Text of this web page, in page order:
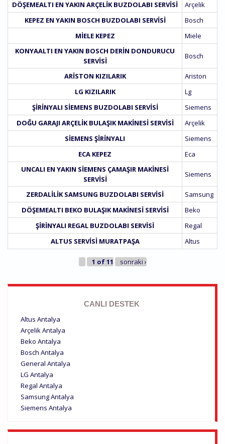
DÖŞEMEALTI EN YAKIN ARÇELIK BUZDOLABI SERVISI
Arçelik
KEPEZ EN YAKIN BOSCH BUZDOLABI SERVISI
Bosch
MIELE KEPEZ
Miele
KONYAALTI EN YAKIN BOSCH DERIN DONDURUCU
SERVISI
Bosch
ARISTON KIZILARIK
Ariston
LG KIZILARIK
Lg
ŞIRINYALI SIEMENS BUZDOLABI SERVISI
Siemens
DOĞU GARAJI ARÇELIK BULAŞIK MAKINESI SERVISI
Arçelik
SIEMENS ŞIRINYALI
Siemens
ECA KEPEZ
Eca
UNCALI EN YAKIN SIEMENS ÇAMAŞIR MAKINESI
SERVISI
Siemens
ZERDALILIK SAMSUNG BUZDOLABI SERVISI
Samsung
DÖŞEMEALTI BEKO BULAŞIK MAKINESI SERVISI
Beko
ŞIRINYALI REGAL BUZDOLABI SERVISI
Regal
ALTUS SERVISI MURATPAŞA
Altus
1 of 11 sonraki ›
CANLI DESTEK
Altus Antalya
Arçelik Antalya
Beko Antalya
Bosch Antalya
General Antalya
LG Antalya
Regal Antalya
Samsung Antalya
Siemens Antalya